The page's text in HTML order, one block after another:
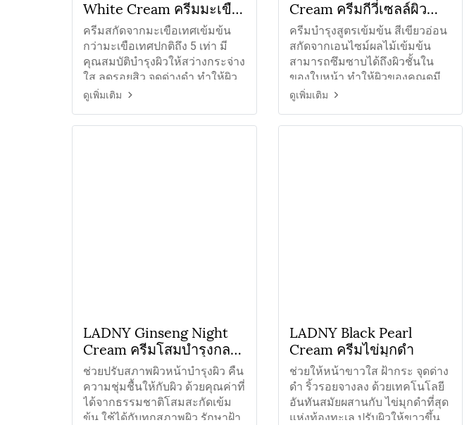
White Cream ครีมมะเขือ
เทศหน้าใส
ครีมสกัดจากมะเขือเทศเข้มข้น
กว่ามะเขือเทศปกติถึง 5 เท่า มี
คุณสมบัติบำรุงผิวให้สว่างกระจ่าง
ใส ลดรอยสิว จุดด่างดำ ทำให้ผิว
แข็งแรง
ดูเพิ่มเติม
Cream ครีมกีวี่เซลล์ผิว
หน้า
ครีมบำรุงสูตรเข้มข้น สีเขียวอ่อน
สกัดจากเอนไซม์ผลไม้เข้มข้น
สามารถซึมซาบได้ถึงผิวชั้นใน
ของใบหน้า ทำให้ผิวของคุณดูมี
สุขภาพดี
ดูเพิ่มเติม
LADNY Ginseng Night
Cream ครีมโสมบำรุงกลาง
คืน
ช่วยปรับสภาพผิวหน้าบำรุงผิว คืน
ความชุ่มชื้นให้กับผิว ด้วยคุณค่าที่
ได้จากธรรมชาติโสมสะกัดเข้ม
ข้น ใช้ได้กับทุกสภาพผิว รักษาฝ้า
LADNY Black Pearl
Cream ครีมไข่มุกดำ
ช่วยให้หน้าขาวใส ฝ้ากระ จุดด่าง
ดำ ริ้วรอยจางลง ด้วยเทคโนโลยี
อันทันสมัยผสานกับ ไข่มุกดำที่สุด
แห่งท้องทะเล ปรับผิวให้ขาวขึ้น